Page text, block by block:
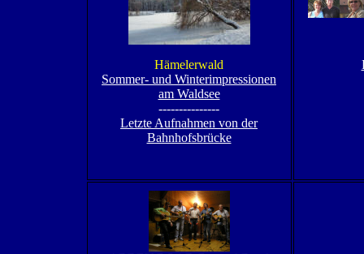
Hämelerwald
Sommer- und Winterimpressionen
am Waldsee
---------------
Letzte Aufnahmen von der
Bahnhofsbrücke